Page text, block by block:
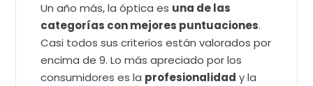
Un año más, la óptica es una de las
categorías con mejores puntuaciones.
Casi todos sus criterios están valorados por
encima de 9. Lo más apreciado por los
consumidores es la profesionalidad y la